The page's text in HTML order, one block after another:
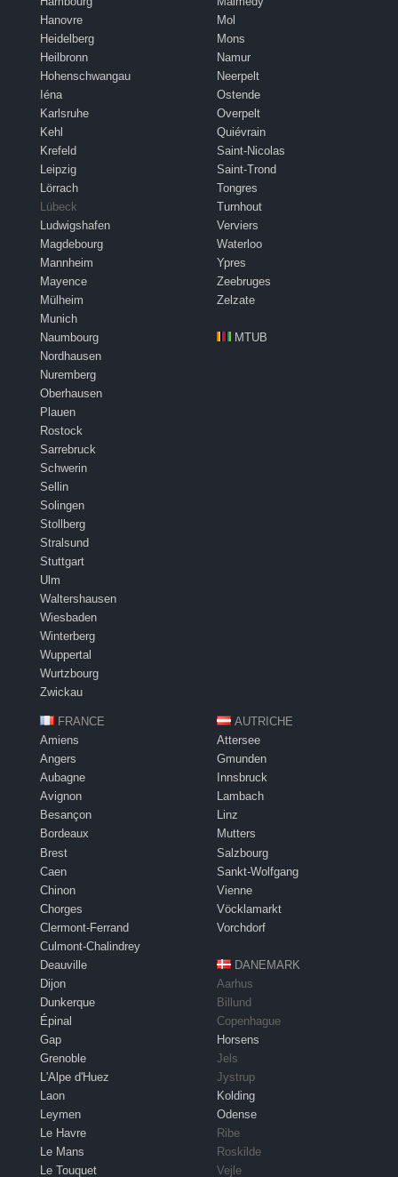
Hanovre
Heidelberg
Heilbronn
Hohenschwangau
Iéna
Karlsruhe
Kehl
Krefeld
Leipzig
Lörrach
Lübeck
Ludwigshafen
Magdebourg
Mannheim
Mayence
Mülheim
Munich
Naumbourg
Nordhausen
Nuremberg
Oberhausen
Plauen
Rostock
Sarrebruck
Schwerin
Sellin
Solingen
Stollberg
Stralsund
Stuttgart
Ulm
Waltershausen
Wiesbaden
Winterberg
Wuppertal
Wurtzbourg
Zwickau
Mol
Mons
Namur
Neerpelt
Ostende
Overpelt
Quiévrain
Saint-Nicolas
Saint-Trond
Tongres
Turnhout
Verviers
Waterloo
Ypres
Zeebruges
Zelzate
MTUB
FRANCE
Amiens
Angers
Aubagne
Avignon
Besançon
Bordeaux
Brest
Caen
Chinon
Chorges
Clermont-Ferrand
Culmont-Chalindrey
Deauville
Dijon
Dunkerque
Épinal
Gap
Grenoble
L'Alpe d'Huez
Laon
Leymen
Le Havre
Le Mans
Le Touquet
AUTRICHE
Attersee
Gmunden
Innsbruck
Lambach
Linz
Mutters
Salzbourg
Sankt-Wolfgang
Vienne
Vöcklamarkt
Vorchdorf
DANEMARK
Aarhus
Billund
Copenhague
Horsens
Jels
Jystrup
Kolding
Odense
Ribe
Roskilde
Vejle